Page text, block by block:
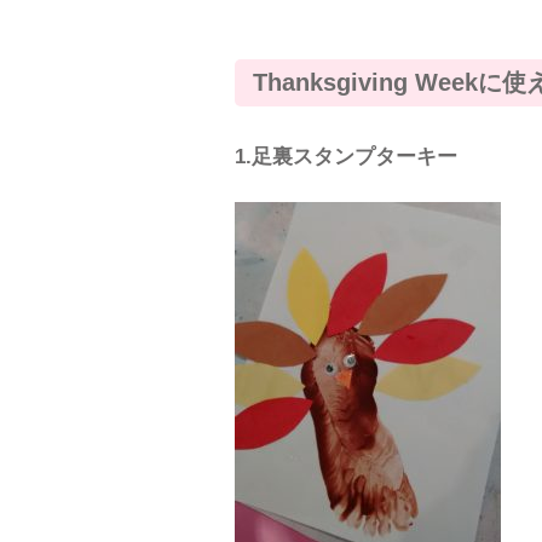
Thanksgiving Weekに使
1.足裏スタンプターキー